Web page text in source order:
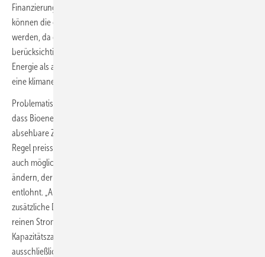
Finanzierungsrahmen für steuerbare Kapazitäten gegenüberstellt,
können die einzelnen Optionen jedoch nicht angemessen bewertet
werden, da diese die technologischen Spezifika der Bioenergie nicht
berücksichtigten.
Energie als auch als steuerbare Kapazität einen wichtigen Beitrag für
eine klimaneutrale und sichere Energieversorgung.“
Problematisch an den der Ausgestaltung der Optionen ist vor allem,
dass Bioenergieanlagen aufgrund des Brennstoffbedarfs auch auf
absehbare Zeit höhere variable Kosten als die am Strommarkt in der
Regel preissetzenden Erdgaskraftwerke haben werden. Daran können
auch mögliche Einnahmen aus einem Kapazitätsmarkt nur wenig
ändern, der ausschließlich die Bereitstellung regelbarer Leistung
entlohnt. „Aus diesem Grund ist bei Bioenergieanlagen eine
zusätzliche Deckung der variablen Kosten notwendig, die über die
reinen Strommarkterlöse und gegebenenfalls zusätzlichen
Kapazitätszahlungen hinausgeht. Eine reine Refinanzierung
ausschließlich über Strommarkterlöse und Kapazitätszahlungen, also